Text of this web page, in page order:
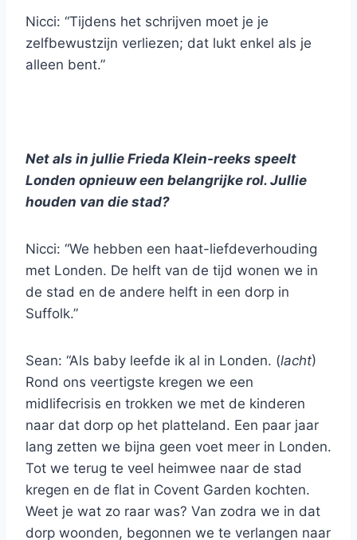
Nicci: “Tijdens het schrijven moet je je
zelfbewustzijn verliezen; dat lukt enkel als je
alleen bent.”
Net als in jullie Frieda Klein-reeks speelt
Londen opnieuw een belangrijke rol. Jullie
houden van die stad?
Nicci: “We hebben een haat-liefdeverhouding
met Londen. De helft van de tijd wonen we in
de stad en de andere helft in een dorp in
Suffolk.”
Sean: “Als baby leefde ik al in Londen. (lacht)
Rond ons veertigste kregen we een
midlifecrisis en trokken we met de kinderen
naar dat dorp op het platteland. Een paar jaar
lang zetten we bijna geen voet meer in Londen.
Tot we terug te veel heimwee naar de stad
kregen en de flat in Covent Garden kochten.
Weet je wat zo raar was? Van zodra we in dat
dorp woonden, begonnen we te verlangen naar